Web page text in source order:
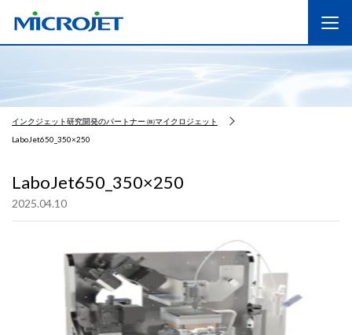
インクジェット研究開発のパートナー ㈱マイクロジェット
LaboJet650_350×250
LaboJet650_350×250
2025.04.10